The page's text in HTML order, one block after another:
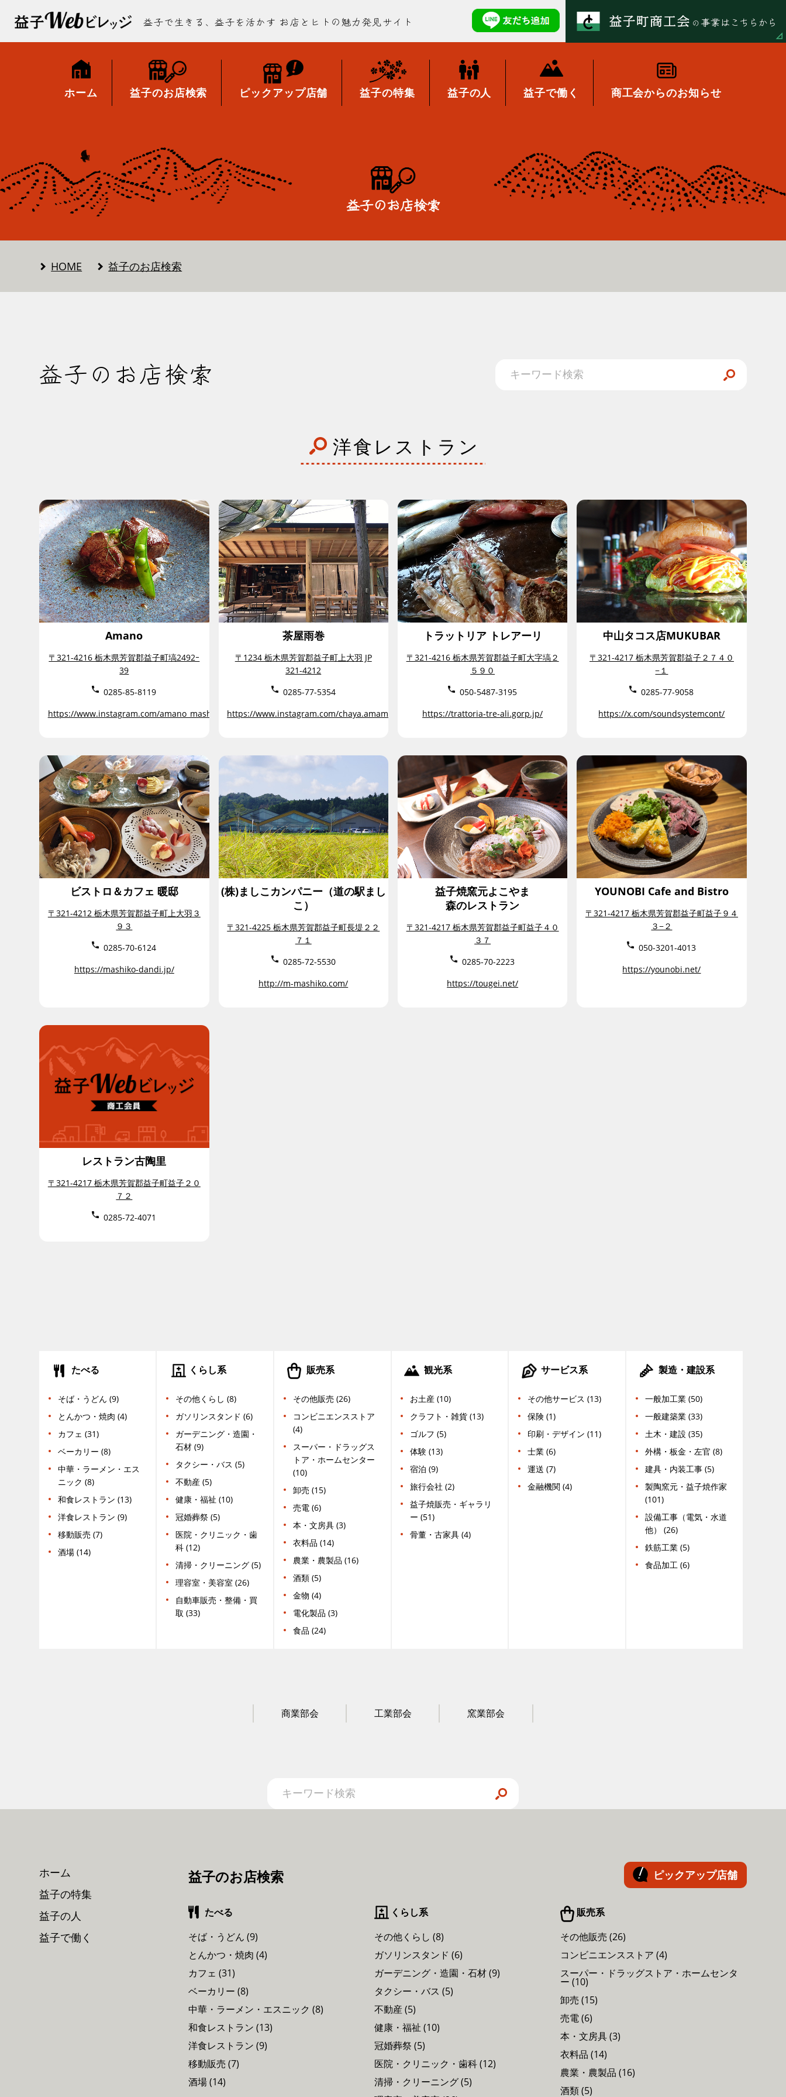
益子で生きる、益子を活かす お店とヒトの魅力発見サイト
ホーム 益子のお店検索 ピックアップ店舗 益子の特集 益子の人 益子で働く 商工会からのお知らせ
益子のお店検索
HOME 益子のお店検索
益子のお店検索
洋食レストラン
Amano
〒321-4216 栃木県芳賀郡益子町塙2492ｰ
39
0285-85-8119
https://www.instagram.com/amano_mashiko/
茶屋雨巻
〒1234 栃木県芳賀郡益子町上大羽 JP
321-4212
0285-77-5354
https://www.instagram.com/chaya.amamaki/
トラットリア トレアーリ
〒321-4216 栃木県芳賀郡益子町大字塙２
５９０
050-5487-3195
https://trattoria-tre-ali.gorp.jp/
中山タコス店MUKUBAR
〒321-4217 栃木県芳賀郡益子２７４０
−１
0285-77-9058
https://x.com/soundsystemcont/
ビストロ＆カフェ 暖邸
〒321-4212 栃木県芳賀郡益子町上大羽３
９３
0285-70-6124
https://mashiko-dandi.jp/
(株)ましこカンパニー（道の駅まし
こ）
〒321-4225 栃木県芳賀郡益子町長堤２２
７１
0285-72-5530
http://m-mashiko.com/
益子焼窯元よこやま
森のレストラン
〒321-4217 栃木県芳賀郡益子町益子４０
３７
0285-70-2223
https://tougei.net/
YOUNOBI Cafe and Bistro
〒321-4217 栃木県芳賀郡益子町益子９４
３−２
050-3201-4013
https://younobi.net/
レストラン古陶里
〒321-4217 栃木県芳賀郡益子町益子２０
７２
0285-72-4071
たべる
そば・うどん (9)
とんかつ・焼肉 (4)
カフェ (31)
ベーカリー (8)
中華・ラーメン・エス
ニック (8)
和食レストラン (13)
洋食レストラン (9)
移動販売 (7)
酒場 (14)
くらし系
その他くらし (8)
ガソリンスタンド (6)
ガーデニング・造園・
石材 (9)
タクシー・バス (5)
不動産 (5)
健康・福祉 (10)
冠婚葬祭 (5)
医院・クリニック・歯
科 (12)
清掃・クリーニング (5)
理容室・美容室 (26)
自動車販売・整備・買
取 (33)
販売系
その他販売 (26)
コンビニエンスストア
(4)
スーパー・ドラッグス
トア・ホームセンター
(10)
卸売 (15)
売電 (6)
本・文房具 (3)
衣料品 (14)
農業・農製品 (16)
酒類 (5)
金物 (4)
電化製品 (3)
食品 (24)
観光系
お土産 (10)
クラフト・雑貨 (13)
ゴルフ (5)
体験 (13)
宿泊 (9)
旅行会社 (2)
益子焼販売・ギャラリ
ー (51)
骨董・古家具 (4)
サービス系
その他サービス (13)
保険 (1)
印刷・デザイン (11)
士業 (6)
運送 (7)
金融機関 (4)
製造・建設系
一般加工業 (50)
一般建築業 (33)
土木・建設 (35)
外構・板金・左官 (8)
建具・内装工事 (5)
製陶窯元・益子焼作家
(101)
設備工事（電気・水道
他） (26)
鉄筋工業 (5)
食品加工 (6)
商業部会 工業部会 窯業部会
ホーム
益子の特集
益子の人
益子で働く
益子のお店検索 ピックアップ店舗
たべる
そば・うどん (9)
とんかつ・焼肉 (4)
カフェ (31)
ベーカリー (8)
中華・ラーメン・エスニック (8)
和食レストラン (13)
洋食レストラン (9)
移動販売 (7)
酒場 (14)
くらし系
その他くらし (8)
ガソリンスタンド (6)
ガーデニング・造園・石材 (9)
タクシー・バス (5)
不動産 (5)
健康・福祉 (10)
冠婚葬祭 (5)
医院・クリニック・歯科 (12)
清掃・クリーニング (5)
販売系
その他販売 (26)
コンビニエンスストア (4)
スーパー・ドラッグストア・ホームセンタ
ー (10)
卸売 (15)
売電 (6)
本・文房具 (3)
衣料品 (14)
農業・農製品 (16)
酒類 (5)